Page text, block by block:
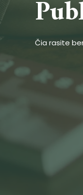
Čia rasite